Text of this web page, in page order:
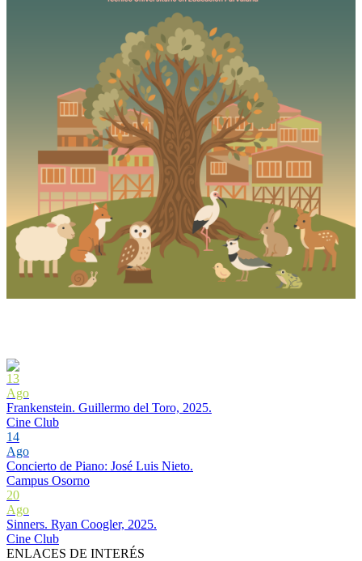
13
Ago
Frankenstein. Guillermo del Toro, 2025.
Cine Club
14
Ago
Concierto de Piano: José Luis Nieto.
Campus Osorno
20
Ago
Sinners. Ryan Coogler, 2025.
Cine Club
ENLACES DE INTERÉS